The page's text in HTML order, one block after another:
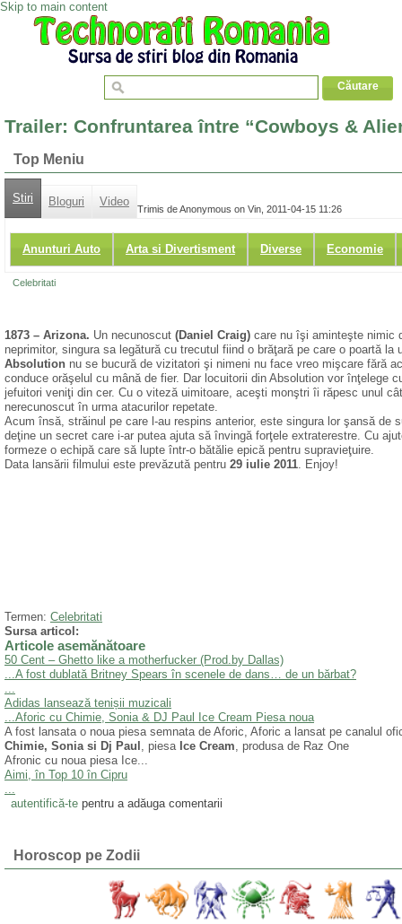
Skip to main content
Trailer: Confruntarea între “Cowboys &
Top Meniu
Stiri Bloguri Video
Anunturi Auto Arta si Divertisment Diverse Economie
Trimis de Anonymous on Vin, 2011-04-15 11:26
Celebritati
1873 – Arizona. Un necunoscut (Daniel Craig) care nu îşi aminteşte nimic
neprimitor, singura sa legătură cu trecutul fiind o brăţară pe care o poartă
Absolution nu se bucură de vizitatori şi nimeni nu face vreo mişcare fără
conduce orăşelul cu mână de fier. Dar locuitorii din Absolution vor înţelege
jefuitori veniţi din cer. Cu o viteză uimitoare, aceşti monştri îi răpesc unul
nerecunoscut în urma atacurilor repetate.
Acum însă, străinul pe care l-au respins anterior, este singura lor şansă de
deţine un secret care i-ar putea ajuta să învingă forţele extraterestre. Cu
formeze o echipă care să lupte într-o bătălie epică pentru supravieţuire.
Data lansării filmului este prevăzută pentru 29 iulie 2011 . Enjoy!
Termen: Celebritati
Sursa articol:
Articole asemănătoare
50 Cent – Ghetto like a motherfucker (Prod.by Dallas)
A fost dublată Britney Spears în scenele de dans… de un bărbat?
Adidas lansează tenișii muzicali
Aforic cu Chimie, Sonia & DJ Paul Ice Cream Piesa noua
A fost lansata o noua piesa semnata de Aforic, Aforic a lansat pe canalul
Chimie, Sonia si Dj Paul , piesa Ice Cream , produsa de Raz One
Afronic cu noua piesa Ice...
Aimi, în Top 10 în Cipru
autentifică-tepentru a adăuga comentarii
Horoscop pe Zodii